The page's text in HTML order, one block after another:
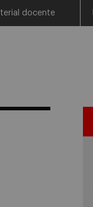
docente